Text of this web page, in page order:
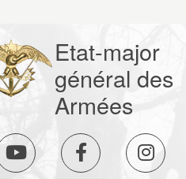
Etat-major
général des
Armées